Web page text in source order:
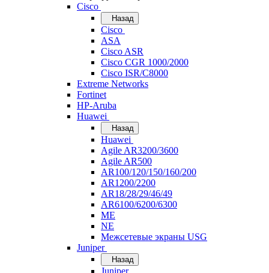
Cisco
Назад
Cisco
ASA
Cisco ASR
Cisco CGR 1000/2000
Cisco ISR/С8000
Extreme Networks
Fortinet
HP-Aruba
Huawei
Назад
Huawei
Agile AR3200/3600
Agile AR500
AR100/120/150/160/200
AR1200/2200
AR18/28/29/46/49
AR6100/6200/6300
ME
NE
Межсетевые экраны USG
Juniper
Назад
Juniper